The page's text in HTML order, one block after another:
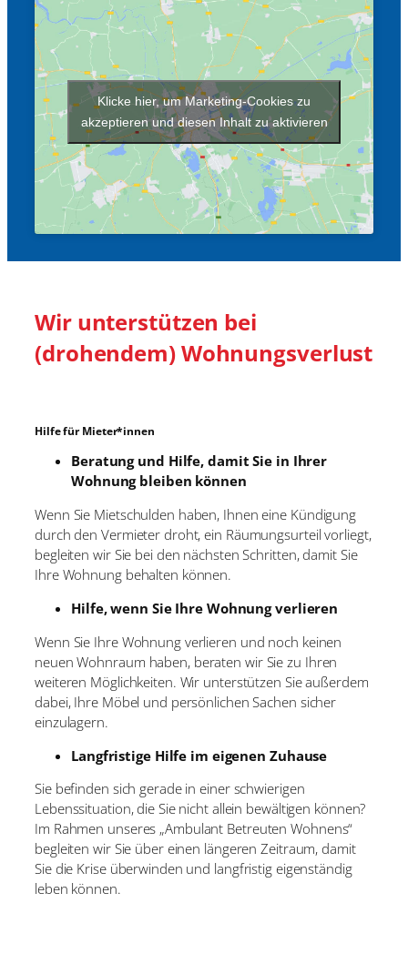
Klicke hier, um Marketing-Cookies zu
akzeptieren und diesen Inhalt zu aktivieren
Wir unterstützen bei
(drohendem) Wohnungsverlust
Hilfe für Mieter*innen
Beratung und Hilfe, damit Sie in Ihrer
Wohnung bleiben können
Wenn Sie Mietschulden haben, Ihnen eine Kündigung
durch den Vermieter droht, ein Räumungsurteil vorliegt,
begleiten wir Sie bei den nächsten Schritten, damit Sie
Ihre Wohnung behalten können.
Hilfe, wenn Sie Ihre Wohnung verlieren
Wenn Sie Ihre Wohnung verlieren und noch keinen
neuen Wohnraum haben, beraten wir Sie zu Ihren
weiteren Möglichkeiten. Wir unterstützen Sie außerdem
dabei, Ihre Möbel und persönlichen Sachen sicher
einzulagern.
Langfristige Hilfe im eigenen Zuhause
Sie befinden sich gerade in einer schwierigen
Lebenssituation, die Sie nicht allein bewältigen können?
Im Rahmen unseres „Ambulant Betreuten Wohnens“
begleiten wir Sie über einen längeren Zeitraum, damit
Sie die Krise überwinden und langfristig eigenständig
leben können.